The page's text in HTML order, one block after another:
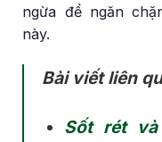
ngừa để ngăn
này.
Bài viết liên
Sốt rét